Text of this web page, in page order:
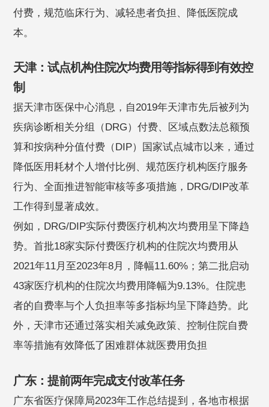
付费，规范临床行为、减轻患者负担、降低医院成
本。
天津：试点机构住院次均费用等指标得到有效控
制
据天津市医保中心消息，自2019年天津市先后被列为
疾病诊断相关分组（DRG）付费、区域点数法总额预
算和按病种分值付费（DIP）国家试点城市以来，通过
降低医用耗材个人增付比例、规范医疗机构医疗服务
行为、全面推进智能审核等多项措施，DRG/DIP改革
工作得到显著成效。
例如，DRG/DIP实际付费医疗机构次均费用呈下降趋
势。首批18家实际付费医疗机构的住院次均费用从
2021年11月至2023年8月，降幅11.60%；第二批启动
43家医疗机构的住院次均费用降幅为9.13%。住院患
者的自费率与个人负担率等多指标均呈下降趋势。此
外，天津市还通过落实相关减免政策、控制住院自费
率等措施有效降低了困难群体就医费用负担
广东：提前两年完成支付改革任务
广东省医疗保障局2023年工作总结提到，各地市根据